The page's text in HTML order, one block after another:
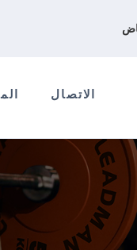
Ads@qdmodun.com
الاتصال